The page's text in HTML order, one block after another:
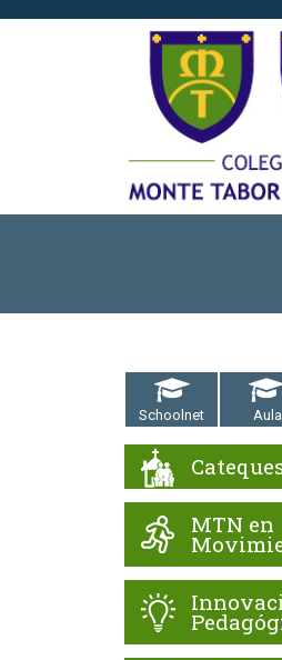
Schoolnet Aula
MTN en